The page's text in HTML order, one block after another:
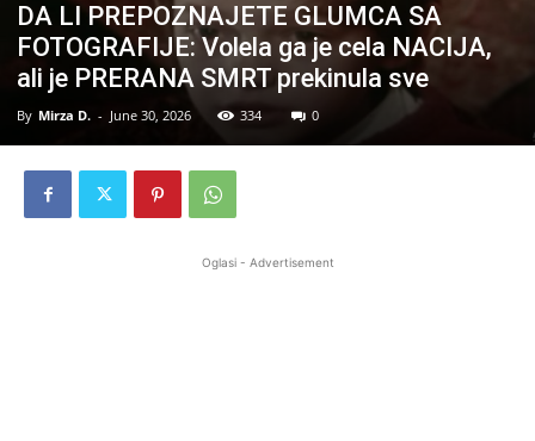
DA LI PREPOZNAJETE GLUMCA SA
FOTOGRAFIJE: Volela ga je cela NACIJA,
ali je PRERANA SMRT prekinula sve
By Mirza D. - June 30, 2026 334 0
Oglasi - Advertisement